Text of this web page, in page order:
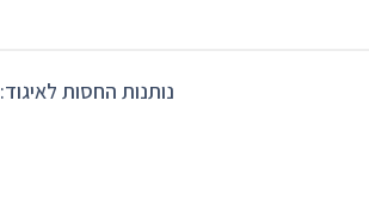
נותנות החסות לאיגוד: